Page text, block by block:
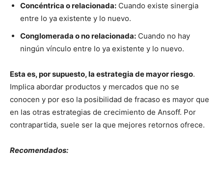
Concéntrica o relacionada: Cuando existe sinergia
entre lo ya existente y lo nuevo.
Conglomerada o no relacionada: Cuando no hay
ningún vínculo entre lo ya existente y lo nuevo.
Esta es, por supuesto, la estrategia de mayor riesgo.
Implica abordar productos y mercados que no se
conocen y por eso la posibilidad de fracaso es mayor que
en las otras estrategias de crecimiento de Ansoff. Por
contrapartida, suele ser la que mejores retornos ofrece.
Recomendados: